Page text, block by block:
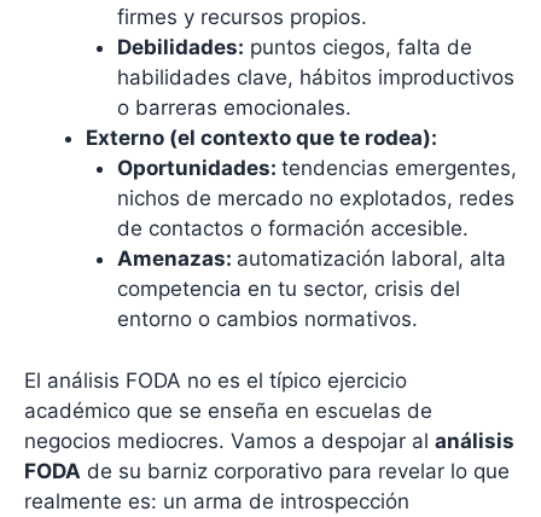
firmes y recursos propios.
Debilidades: puntos ciegos, falta de
habilidades clave, hábitos improductivos
o barreras emocionales.
Externo (el contexto que te rodea):
Oportunidades: tendencias emergentes,
nichos de mercado no explotados, redes
de contactos o formación accesible.
Amenazas: automatización laboral, alta
competencia en tu sector, crisis del
entorno o cambios normativos.
El análisis FODA no es el típico ejercicio
académico que se enseña en escuelas de
negocios mediocres. Vamos a despojar al análisis
FODA de su barniz corporativo para revelar lo que
realmente es: un arma de introspección